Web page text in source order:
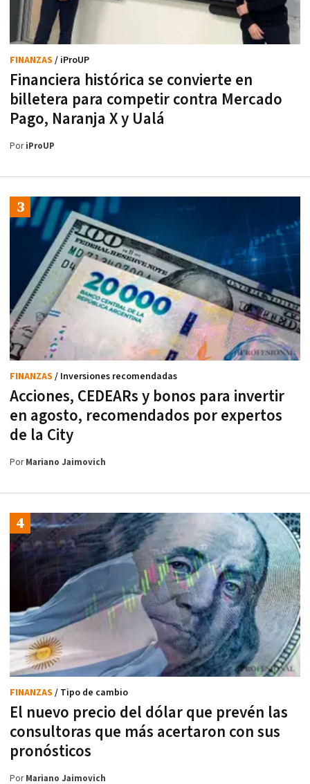
Financiera histórica se convierte en
billetera para competir contra Mercado
Pago, Naranja X y Ualá
FINANZAS / iProUP
PoriProUP
Acciones, CEDEARs y bonos para invertir
en agosto, recomendados por expertos
de la City
FINANZAS / Inversiones recomendadas
PorMariano Jaimovich
El nuevo precio del dólar que prevén las
consultoras que más acertaron con sus
pronósticos
FINANZAS / Tipo de cambio
PorMariano Jaimovich